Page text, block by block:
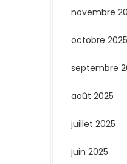
novembre
octobre 2025
septembre
août 2025
juillet 2025
juin 2025